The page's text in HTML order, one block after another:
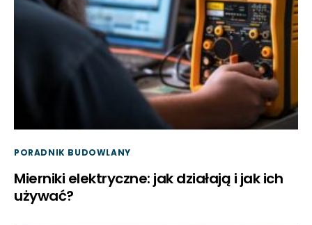
PORADNIK BUDOWLANY
Mierniki elektryczne: jak działają i jak ich
używać?